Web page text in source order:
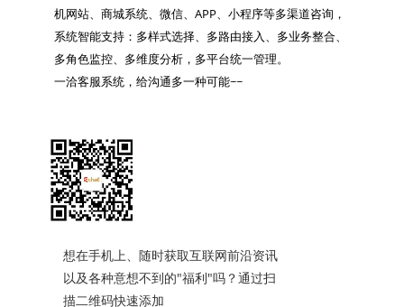
机网站、商城系统、微信、APP、小程序等多渠道咨询，
系统智能支持：多样式选择、多路由接入、多业务整合、
多角色监控、多维度分析，多平台统一管理。
一洽客服系统，给沟通多一种可能~~
想在手机上、随时获取互联网前沿资讯
以及各种意想不到的"福利"吗？通过扫
描二维码快速添加